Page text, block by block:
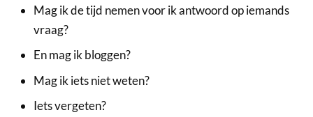
Mag ik de tijd nemen voor ik antwoord op iemands
vraag?
En mag ik bloggen?
Mag ik iets niet weten?
Iets vergeten?